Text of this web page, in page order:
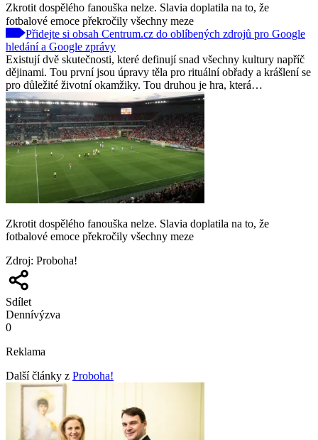
Zkrotit dospělého fanouška nelze. Slavia doplatila na to, že
fotbalové emoce překročily všechny meze
Přidejte si obsah Centrum.cz do oblíbených zdrojů pro Google
hledání a Google zprávy
Existují dvě skutečnosti, které definují snad všechny kultury napříč
dějinami. Tou první jsou úpravy těla pro rituální obřady a krášlení se
pro důležité životní okamžiky. Tou druhou je hra, která…
Zkrotit dospělého fanouška nelze. Slavia doplatila na to, že
fotbalové emoce překročily všechny meze
Zdroj: Proboha!
Sdílet
Dennívýzva
0
Reklama
Další články z Proboha!